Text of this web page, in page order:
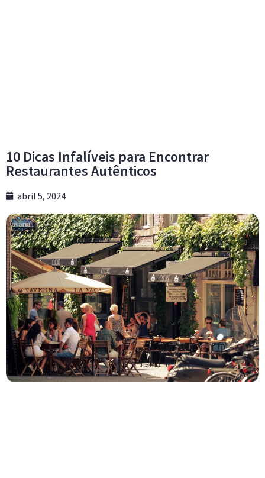
10 Dicas Infalíveis para Encontrar
Restaurantes Autênticos
abril 5, 2024